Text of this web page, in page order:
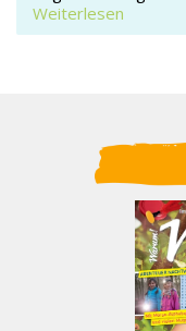
Weiterlesen